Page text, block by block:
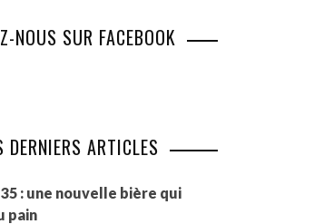
NOUS SUR FACEBOOK
DERNIERS ARTICLES
: une nouvelle bière qui
pain